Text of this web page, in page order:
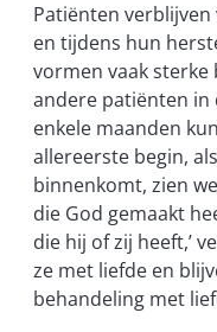
Patiënten
en tijdens hun
vormen vaak
andere patiënten in
enkele maanden
allereerste begin,
binnenkomt, zien
die God gemaakt
die hij of zij heeft,’
ze met liefde en
behandeling met